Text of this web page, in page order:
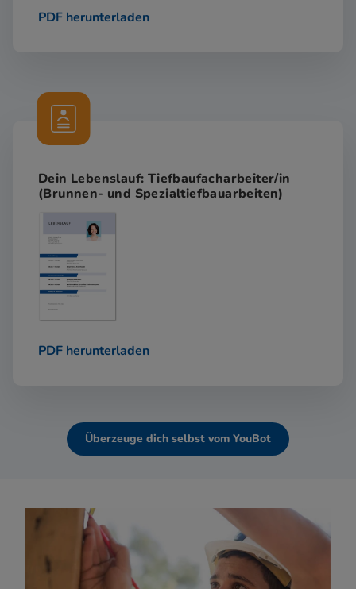
PDF herunterladen
Dein Lebenslauf: Tiefbaufacharbeiter/in
(Brunnen- und Spezialtiefbauarbeiten)
PDF herunterladen
Überzeuge dich selbst vom YouBot